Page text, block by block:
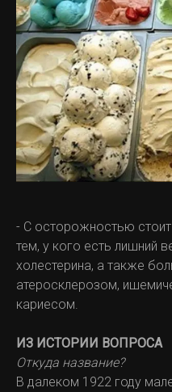
- С осторожностью стоит
тем, у кого есть лишний
холестерина, а также
атеросклерозом,
кариесом.
ИЗ ИСТОРИИ ВОПРОСА
Откуда название?
В далеком 1922 году